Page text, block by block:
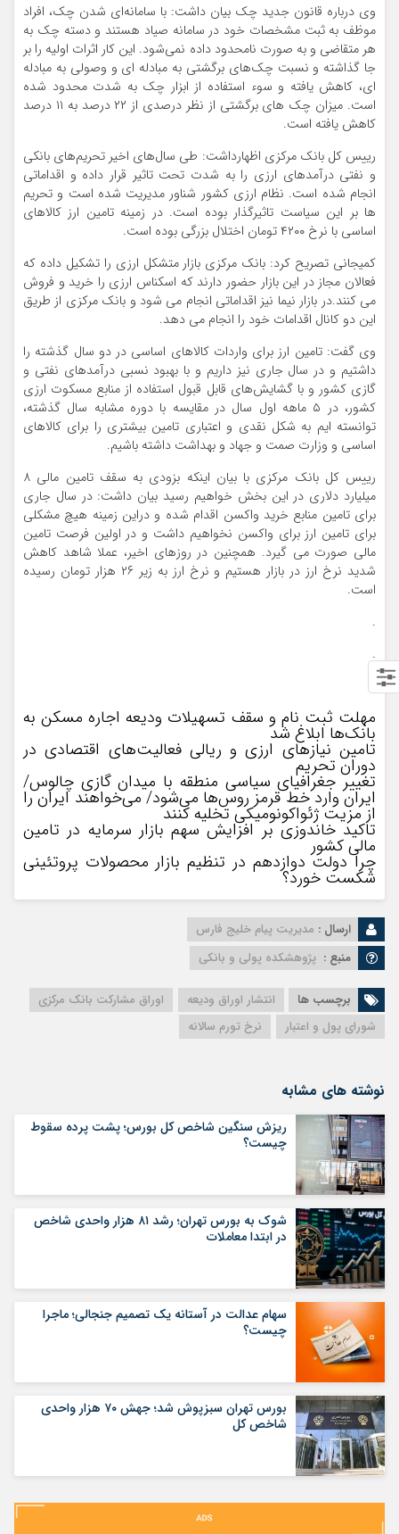
وی درباره قانون جدید چک بیان داشت:‌ با سامانه‌ای شدن چک،‌ افراد
موظف به ثبت مشخصات خود در سامانه صیاد هستند و دسته چک به
هر متقاضی و به صورت نامحدود داده نمی‌شود. این کار اثرات اولیه را بر
جا گذاشته و نسبت چک‌های برگشتی به مبادله ای و وصولی به مبادله
ای،‌ کاهش یافته و سوء استفاده از ابزار چک به شدت محدود شده
است. میزان چک های برگشتی از نظر درصدی از ۲۲ درصد به ۱۱ درصد
کاهش یافته است.
رییس کل بانک مرکزی اظهارداشت:‌ طی سال‌های اخیر تحریم‌های بانکی
و نفتی درآمدهای ارزی را به شدت تحت تاثیر قرار داده و اقداماتی
انجام شده است. نظام ارزی کشور شناور مدیریت شده است و تحریم
ها بر این سیاست تاثیرگذار بوده است. در زمینه تامین ارز کالاهای
اساسی با نرخ ۴۲۰۰ تومان اختلال بزرگی بوده است.
کمیجانی تصریح کرد:‌ بانک مرکزی بازار متشکل ارزی را تشکیل داده که
فعالان مجاز در این بازار حضور دارند که اسکناس ارزی را خرید و فروش
می کنند.در بازار نیما نیز اقداماتی انجام می شود و بانک مرکزی از طریق
این دو کانال اقدامات خود را انجام می دهد.
وی گفت:‌ تامین ارز برای واردات کالاهای اساسی در دو سال گذشته را
داشتیم و در سال جاری نیز داریم و با بهبود نسبی درآمدهای نفتی و
گازی کشور و با گشایش‌های قابل قبول استفاده از منابع مسکوت ارزی
کشور، در ۵ ماهه اول سال در مقایسه با دوره مشابه سال گذشته،
توانسته ایم به شکل نقدی و اعتباری تامین بیشتری را برای کالاهای
اساسی و وزارت صمت و جهاد و بهداشت داشته باشیم.
رییس کل بانک مرکزی با بیان اینکه بزودی به سقف تامین مالی ۸
میلیارد دلاری در این بخش خواهیم رسید بیان داشت: در سال جاری
برای تامین منابع خرید واکسن اقدام شده و دراین زمینه هیچ مشکلی
برای تامین ارز برای واکسن نخواهیم داشت و در اولین فرصت تامین
مالی صورت می گیرد. همچنین در روزهای اخیر، عملا شاهد کاهش
شدید نرخ ارز در بازار هستیم و نرخ ارز به زیر ۲۶ هزار تومان رسیده
است.
.
.
مهلت ثبت نام و سقف تسهیلات ودیعه اجاره مسکن به
بانک‌ها ابلاغ شد
تامین نیازهای ارزی و ریالی فعالیت‌های اقتصادی در
دوران تحریم
تغییر جغرافیای سیاسی منطقه با میدان گازی چالوس/
ایران وارد خط قرمز روس‌ها می‌شود/ می‌خواهند ایران را
از مزیت ژئواکونومیکی تخلیه کنند
تاکید خاندوزی بر افزایش سهم بازار سرمایه در تامین
مالی کشور
چرا دولت دوازدهم در تنظیم بازار محصولات پروتئینی
شکست خورد؟
ارسال : مدیریت پیام خلیج فارس
منبع : پژوهشکده پولی و بانکی
برچسب ها انتشار اوراق ودیعه
اوراق مشارکت بانک مرکزی
شورای پول و اعتبار
نرخ تورم سالانه
نوشته های مشابه
ریزش سنگین شاخص کل بورس؛ پشت پرده سقوط
چیست؟
شوک به بورس تهران؛ رشد ۸۱ هزار واحدی شاخص
در ابتدا معاملات
سهام عدالت در آستانه یک تصمیم جنجالی؛ ماجرا
چیست؟
بورس تهران سبزپوش شد؛ جهش ۷۰ هزار واحدی
شاخص کل